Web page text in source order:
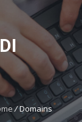
/Domains